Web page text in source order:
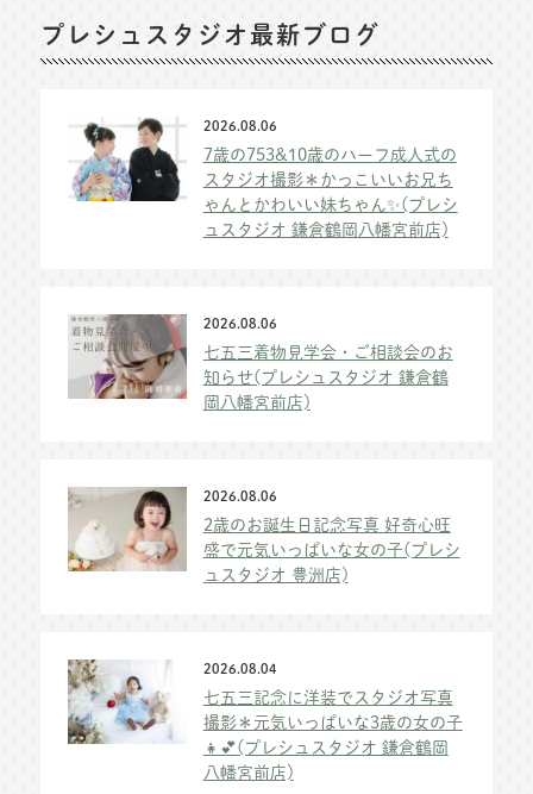
プレシュスタジオ最新ブログ
2026.08.06
7歳の753&10歳のハーフ成人式の
スタジオ撮影＊かっこいいお兄ち
ゃんとかわいい妹ちゃん✨(プレシ
ュスタジオ 鎌倉鶴岡八幡宮前店)
2026.08.06
七五三着物見学会・ご相談会のお
知らせ(プレシュスタジオ 鎌倉鶴
岡八幡宮前店)
2026.08.06
2歳のお誕生日記念写真 好奇心旺
盛で元気いっぱいな女の子(プレシ
ュスタジオ 豊洲店)
2026.08.04
七五三記念に洋装でスタジオ写真
撮影＊元気いっぱいな3歳の女の子
👧💕(プレシュスタジオ 鎌倉鶴岡
八幡宮前店)